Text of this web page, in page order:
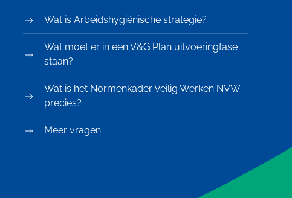
Wat is Arbeidshygiënische strategie?
Wat moet er in een V&G Plan uitvoeringfase
staan?
Wat is het Normenkader Veilig Werken NVW
precies?
Meer vragen